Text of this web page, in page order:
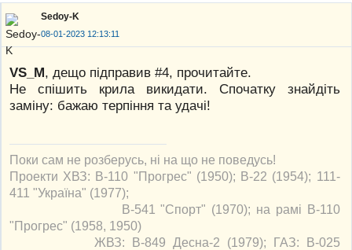
Sedoy-K
08-01-2023 12:13:11
VS_M, дещо підправив #4, прочитайте.
Не спішить крила викидати. Спочатку знайдіть
заміну: бажаю терпіння та удачі!
Поки сам не розберусь, ні на що не поведусь!
Проекти ХВЗ: В-110 "Прогрес" (1950); В-22 (1954); 111-
411 "Україна" (1977);
В-541 "Спорт" (1970); на рамі В-110
"Прогрес" (1958, 1950)
ЖВЗ: В-849 Десна-2 (1979); ГАЗ: В-025